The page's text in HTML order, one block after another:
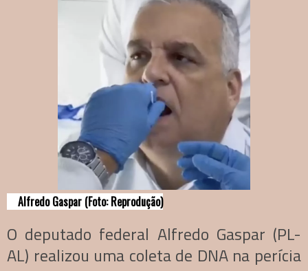
Alfredo Gaspar (Foto: Reprodução)
O deputado federal Alfredo Gaspar (PL-
AL) realizou uma coleta de DNA na perícia